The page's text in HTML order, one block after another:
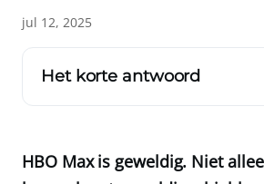
jul 12, 2025
Het korte antwoord
HBO Max is geweldig. Niet